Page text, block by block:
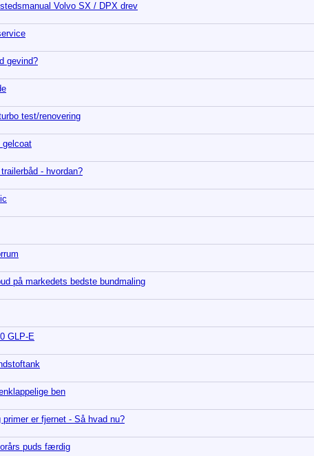
Volvo SX / DPX drev
gevind?
test/renovering
gelcoat
- hvordan?
på markedets bedste bundmaling
GLP-E
ben
primer er fjernet - Så hvad nu?
puds færdig